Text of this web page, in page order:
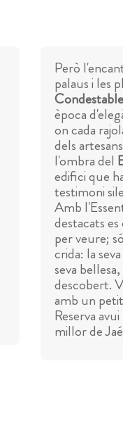
Però
palaus i les
època
on cada
dels
l'ombra del
edifici que
testimoni
Amb
destacats
per veure;
crida: la
seva
descobert.
amb un
Reserva
millor de